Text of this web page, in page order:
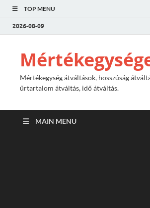
TOP MENU
2026-08-09
Mértékegység átváltások, hosszúság
űrtartalom átváltás, idő átváltás.
MAIN MENU